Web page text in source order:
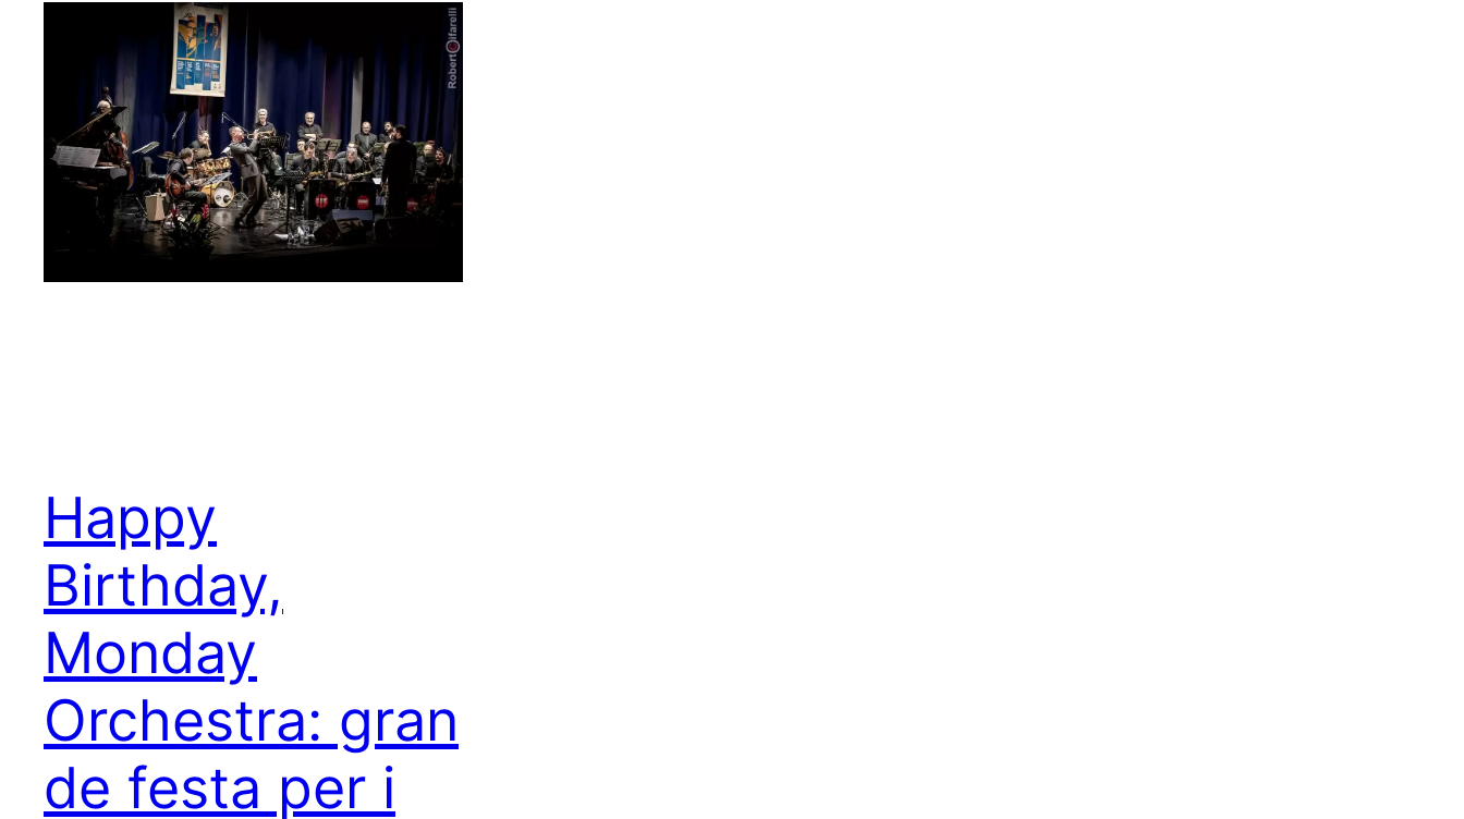
Happy
Birthday,
Monday
Orchestra: gran
de festa per i